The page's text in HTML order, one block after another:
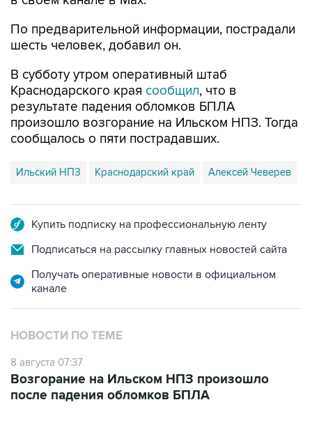
По предварительной информации, пострадали
шесть человек, добавил он.
В субботу утром оперативный штаб
Краснодарского края сообщил, что в
результате падения обломков БПЛА
произошло возгорание на Ильском НПЗ. Тогда
сообщалось о пяти пострадавших.
Ильский НПЗ Краснодарский край Алексей Чеверев
Купить подписку на профессиональную ленту
Подписаться на рассылку главных новостей сайта
Получать оперативные новости в официальном
канале
НОВОСТИ ПО ТЕМЕ
8 августа 07:37
Возгорание на Ильском НПЗ произошло
после падения обломков БПЛА